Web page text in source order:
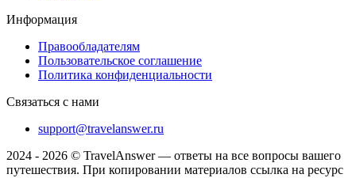
Информация
Правообладателям
Пользовательское соглашение
Политика конфиденциальности
Связаться с нами
support@travelanswer.ru
2024 - 2026 © TravelAnswer — ответы на все вопросы вашего
путешествия. При копировании материалов ссылка на ресурс